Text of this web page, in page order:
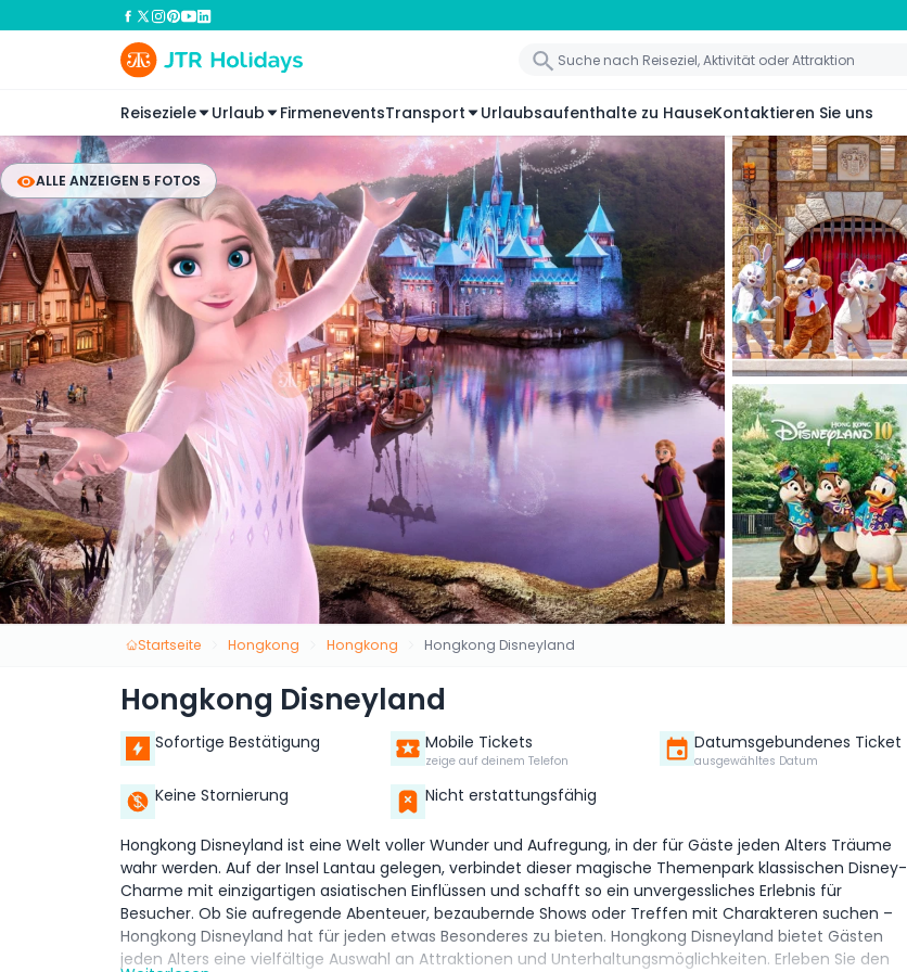
Reiseziele Urlaub FirmeneventsTransport Urlaubsaufenthalte zu HauseKontaktieren Sie uns
ALLE ANZEIGEN 5 FOTOS
Startseite Hongkong Hongkong Hongkong Disneyland
Hongkong Disneyland
Sofortige Bestätigung Mobile Tickets
zeige auf deinem Telefon
Datumsgebundenes Ticket
ausgewähltes Datum
Keine Stornierung Nicht erstattungsfähig
Hongkong Disneyland ist eine Welt voller Wunder und Aufregung, in der für Gäste jeden Alters Träume
wahr werden. Auf der Insel Lantau gelegen, verbindet dieser magische Themenpark klassischen Disney-
Charme mit einzigartigen asiatischen Einflüssen und schafft so ein unvergessliches Erlebnis für
Besucher. Ob Sie aufregende Abenteuer, bezaubernde Shows oder Treffen mit Charakteren suchen –
Hongkong Disneyland hat für jeden etwas Besonderes zu bieten. Hongkong Disneyland bietet Gästen
jeden Alters eine vielfältige Auswahl an Attraktionen und Unterhaltungsmöglichkeiten. Erleben Sie den